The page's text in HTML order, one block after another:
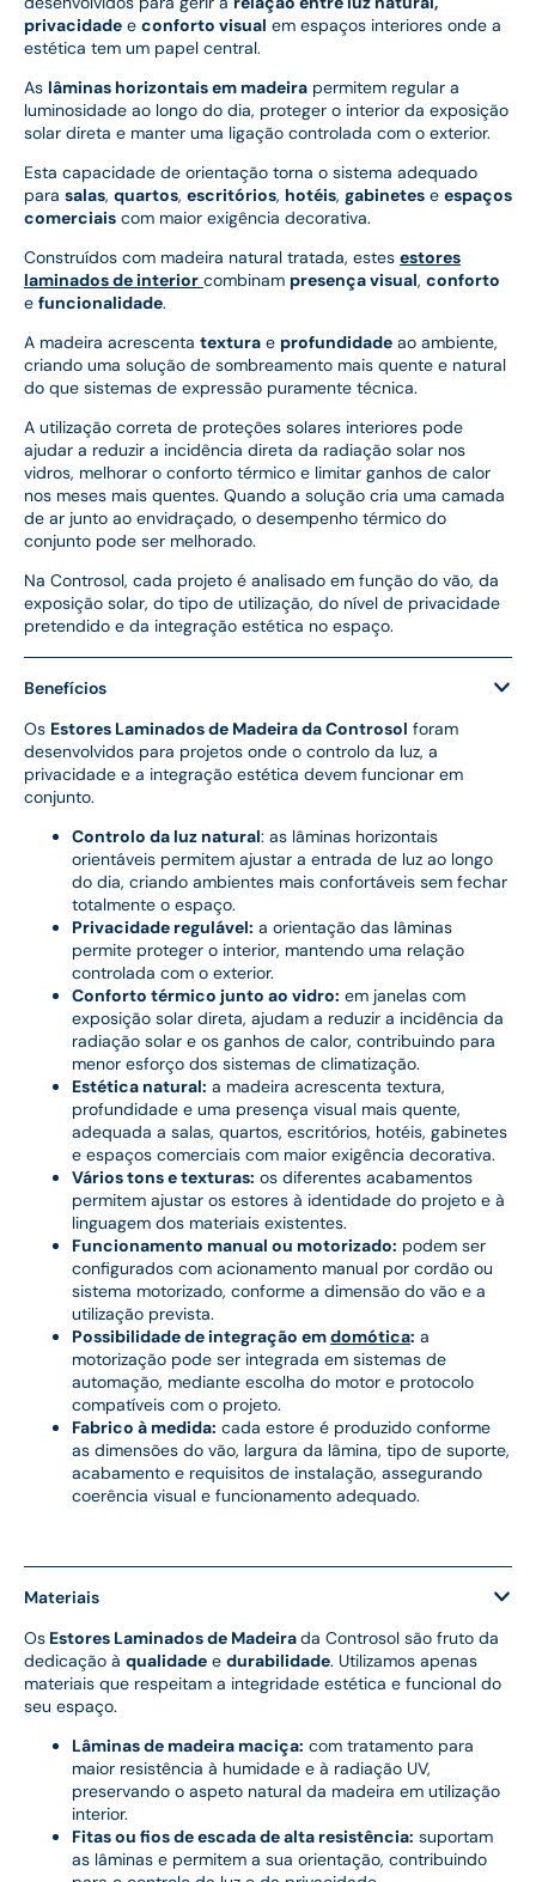
privacidade e conforto visual em espaços interiores onde a
estética tem um papel central.
As lâminas horizontais em madeira permitem regular a
luminosidade ao longo do dia, proteger o interior da exposição
solar direta e manter uma ligação controlada com o exterior.
Esta capacidade de orientação torna o sistema adequado
para salas, quartos, escritórios, hotéis, gabinetes e espaços
comerciais com maior exigência decorativa.
Construídos com madeira natural tratada, estes estores
laminados de interior combinam presença visual, conforto
e funcionalidade.
A madeira acrescenta textura e profundidade ao ambiente,
criando uma solução de sombreamento mais quente e natural
do que sistemas de expressão puramente técnica.
A utilização correta de proteções solares interiores pode
ajudar a reduzir a incidência direta da radiação solar nos
vidros, melhorar o conforto térmico e limitar ganhos de calor
nos meses mais quentes. Quando a solução cria uma camada
de ar junto ao envidraçado, o desempenho térmico do
conjunto pode ser melhorado.
Na Controsol, cada projeto é analisado em função do vão, da
exposição solar, do tipo de utilização, do nível de privacidade
pretendido e da integração estética no espaço.
Benefícios
Os Estores Laminados de Madeira da Controsol foram
desenvolvidos para projetos onde o controlo da luz, a
privacidade e a integração estética devem funcionar em
conjunto.
Controlo da luz natural: as lâminas horizontais
orientáveis permitem ajustar a entrada de luz ao longo
do dia, criando ambientes mais confortáveis sem fechar
totalmente o espaço.
Privacidade regulável: a orientação das lâminas
permite proteger o interior, mantendo uma relação
controlada com o exterior.
Conforto térmico junto ao vidro: em janelas com
exposição solar direta, ajudam a reduzir a incidência da
radiação solar e os ganhos de calor, contribuindo para
menor esforço dos sistemas de climatização.
Estética natural: a madeira acrescenta textura,
profundidade e uma presença visual mais quente,
adequada a salas, quartos, escritórios, hotéis, gabinetes
e espaços comerciais com maior exigência decorativa.
Vários tons e texturas: os diferentes acabamentos
permitem ajustar os estores à identidade do projeto e à
linguagem dos materiais existentes.
Funcionamento manual ou motorizado: podem ser
configurados com acionamento manual por cordão ou
sistema motorizado, conforme a dimensão do vão e a
utilização prevista.
Possibilidade de integração emdomótica: a
motorização pode ser integrada em sistemas de
automação, mediante escolha do motor e protocolo
compatíveis com o projeto.
Fabrico à medida: cada estore é produzido conforme
as dimensões do vão, largura da lâmina, tipo de suporte,
acabamento e requisitos de instalação, assegurando
coerência visual e funcionamento adequado.
Materiais
Os Estores Laminados de Madeirada Controsol são fruto da
dedicação à qualidade e durabilidade. Utilizamos apenas
materiais que respeitam a integridade estética e funcional do
seu espaço.
Lâminas de madeira maciça: com tratamento para
maior resistência à humidade e à radiação UV,
preservando o aspeto natural da madeira em utilização
interior.
Fitas ou fios de escada de alta resistência: suportam
as lâminas e permitem a sua orientação, contribuindo